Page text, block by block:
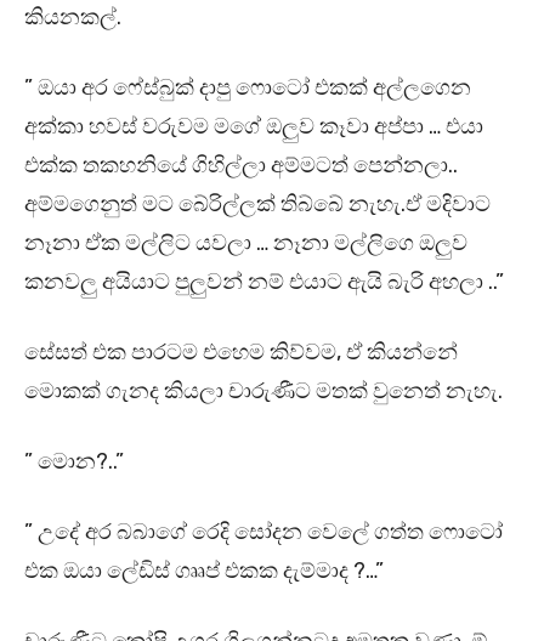
කියනකල්.
” ඔයා අර ෆේස්බුක් දාපු ෆොටෝ එකක් අල්ලගෙන
අක්කා හවස් වරුවම මගේ ඔලුව කෑවා අප්පා … එයා
එක්ක තකහනියේ ගිහිල්ලා අම්මටත් පෙන්නලා..
අම්මගෙනුත් මට බේරිල්ලක් තිබ්බේ නැහැ.ඒ මදිවාට
නෑනා ඒක මල්ලිට යවලා … නෑනා මල්ලිගෙ ඔලුව
කනවලු අයියාට පුලුවන් නම් එයාට ඇයි බැරි අහලා ..”
සේසත් එක පාරටම එහෙම කිව්වම, ඒ කියන්නේ
මොකක් ගැනද කියලා චාරුණීට මතක් වුනෙත් නැහැ.
” මොන?..”
” උදේ අර බබාගේ රෙදි සෝදන වෙලේ ගත්ත ෆොටෝ
එක ඔයා ලේඩිස් ගෲප් එකක දැම්මාද ?…”